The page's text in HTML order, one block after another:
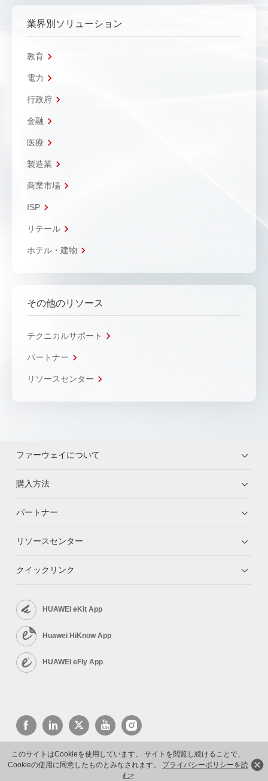
このサイトはCookieを使用しています。 サイトを閲覧し続けることで、
Cookieの使用に同意したものとみなされます。 プライバシーポリシーを読
む>
業界別ソリューション
教育
電力
行政府
金融
医療
製造業
商業市場
ISP
リテール
ホテル・建物
その他のリソース
テクニカルサポート
パートナー
リソースセンター
ファーウェイについて
購入方法
パートナー
リソースセンター
クイックリンク
HUAWEI eKit App
Huawei HiKnow App
HUAWEI eFly App
Copyright © 2026 Huawei Technologies Co., Ltd. All rights reserved.
プライバシーポリシー